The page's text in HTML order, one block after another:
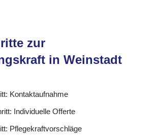
zur
in Weinstadt
Kontaktaufnahme
Individuelle Offerte
Pflegekraftvorschläge